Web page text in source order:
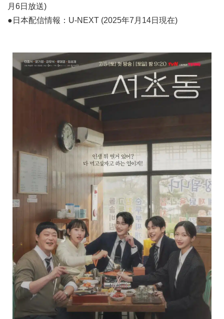
月6日放送)
●日本配信情報：U-NEXT (2025年7月14日現在)